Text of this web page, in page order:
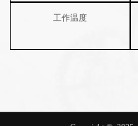
工作温度